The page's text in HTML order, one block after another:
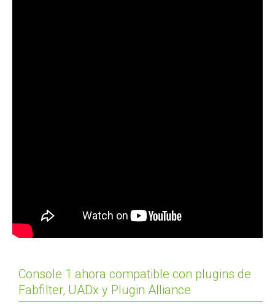
Console 1 ahora compatible con plugins de
Fabfilter, UADx y Plugin Alliance